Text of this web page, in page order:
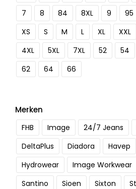
7
8 84 8XL 9 95
XS
S M L XL XXL
4XL
5XL 7XL 52 54
62
64 66
Merken
FHB Image 24/7 Jeans
DeltaPlus
Diadora Havep
Hydrowear
Image Workwear
Santino
Sioen Sixton